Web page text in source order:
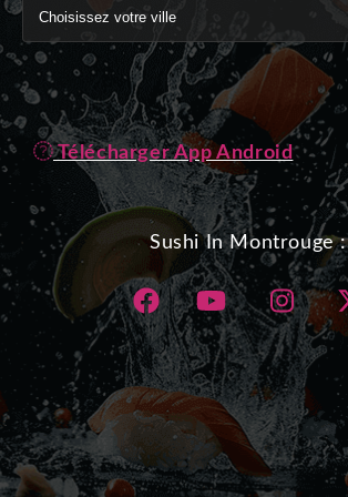
Télécharger App Android
Sushi In Montrouge :